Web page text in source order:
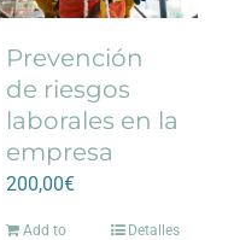
Prevención
de riesgos
laborales en la
empresa
200,00€
Add to
Detalles